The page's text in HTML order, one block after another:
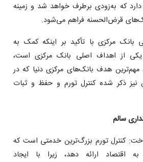
که به‌زودی برطرف خواهد شد و زمینه
قرض‌الحسنه فراهم می‌شود.
بانک مرکزی با تأکید بر اینکه کمک به
از اهداف اصلی بانک مرکزی است،
هدف بانک‌های مرکزی دنیا که در
نیز ذکر شده کنترل تورم و حفظ و ثبات
سالم
کنترل تورم بزرگ‌ترین خدمتی است که
اقتصاد ارائه دهد، زیرا با ایجاد